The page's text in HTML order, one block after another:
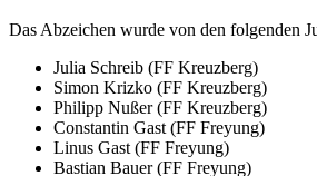
Das Abzeichen wurde von den folgenden
Julia Schreib (FF Kreuzberg)
Simon Krizko (FF Kreuzberg)
Philipp Nußer (FF Kreuzberg)
Constantin Gast (FF Freyung)
Linus Gast (FF Freyung)
Bastian Bauer (FF Freyung)